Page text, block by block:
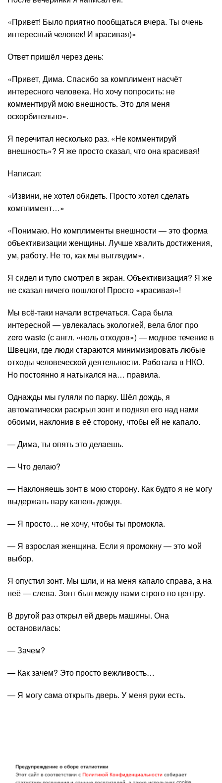
«Привет! Было приятно пообщаться вчера. Ты очень
интересный человек! И красивая)»
Ответ пришёл через день:
«Привет, Дима. Спасибо за комплимент насчёт
интересного человека. Но хочу попросить: не
комментируй мою внешность. Это для меня
оскорбительно».
Я перечитал несколько раз. «Не комментируй
внешность»? Я же просто сказал, что она красивая!
Написал:
«Извини, не хотел обидеть. Просто хотел сделать
комплимент…»
«Понимаю. Но комплименты внешности — это форма
объективизации женщины. Лучше хвалить достижения,
ум, работу. Не то, как мы выглядим».
Я сидел и тупо смотрел в экран. Объективизация? Я же
не сказал ничего пошлого! Просто «красивая»!
Мы всё-таки начали встречаться. Сара была
интересной — увлекалась экологией, вела блог про
zero waste (с англ. «ноль отходов») — модное течение в
Швеции, где люди стараются минимизировать любые
отходы человеческой деятельности. Работала в НКО.
Но постоянно я натыкался на… правила.
Однажды мы гуляли по парку. Шёл дождь, я
автоматически раскрыл зонт и поднял его над нами
обоими, наклонив в её сторону, чтобы ей не капало.
— Дима, ты опять это делаешь.
— Что делаю?
— Наклоняешь зонт в мою сторону. Как будто я не могу
выдержать пару капель дождя.
— Я просто… не хочу, чтобы ты промокла.
— Я взрослая женщина. Если я промокну — это мой
выбор.
Я опустил зонт. Мы шли, и на меня капало справа, а на
неё — слева. Зонт был между нами строго по центру.
В другой раз открыл ей дверь машины. Она
остановилась:
— Зачем?
— Как зачем? Это просто вежливость…
— Я могу сама открыть дверь. У меня руки есть.
Предупреждение о сборе статистики
Этот сайт в соответствии сПолитикой Конфиденциальности собирает